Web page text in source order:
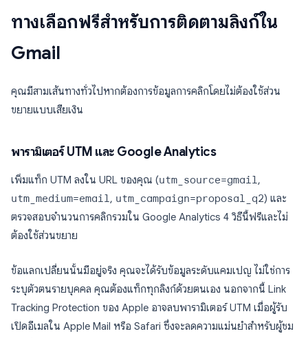
ทางเลือกฟรีสำหรับการติดตามลิงก์ใน
Gmail
คุณมีสามเส้นทางทั่วไปหากต้องการข้อมูลการคลิกโดยไม่ต้องใช้ส่วน
ขยายแบบเสียเงิน
พารามิเตอร์ UTM และ Google Analytics
เพิ่มแท็ก UTM ลงใน URL ของคุณ (utm_source=gmail,
utm_medium=email, utm_campaign=proposal_q2) และ
ตรวจสอบจำนวนการคลิกรวมใน Google Analytics 4 วิธีนี้ฟรีและไม่
ต้องใช้ส่วนขยาย
ข้อแลกเปลี่ยนนั้นมีอยู่จริง คุณจะได้รับข้อมูลระดับแคมเปญ ไม่ใช่การ
ระบุตัวตนรายบุคคล คุณต้องแท็กทุกลิงก์ด้วยตนเอง นอกจากนี้ Link
Tracking Protection ของ Apple อาจลบพารามิเตอร์ UTM เมื่อผู้รับ
เปิดอีเมลใน Apple Mail หรือ Safari ซึ่งจะลดความแม่นยำสำหรับผู้ชม